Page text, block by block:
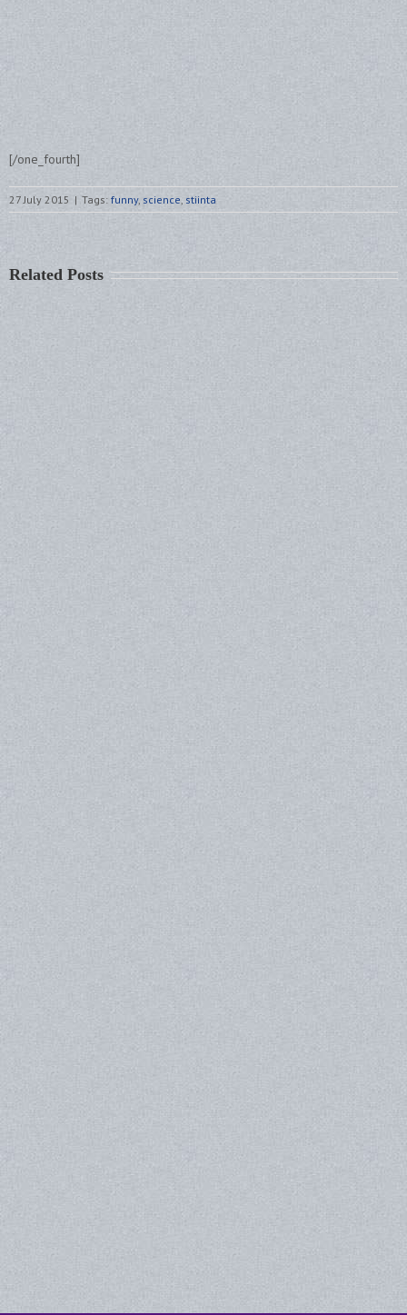
[/one_fourth]
27 July 2015 | Tags: funny, science stiinta
Related Posts